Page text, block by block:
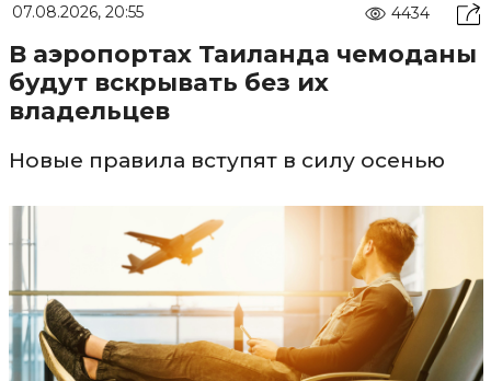
07.08.2026, 20:55 4434
В аэропортах Таиланда чемоданы
будут вскрывать без их
владельцев
Новые правила вступят в силу осенью